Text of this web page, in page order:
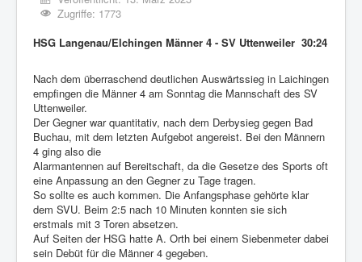
Zugriffe: 1773
HSG Langenau/Elchingen Männer 4 - SV Uttenweiler 30:24
Nach dem überraschend deutlichen Auswärtssieg in Laichingen
empfingen die Männer 4 am Sonntag die Mannschaft des SV
Uttenweiler.
Der Gegner war quantitativ, nach dem Derbysieg gegen Bad
Buchau, mit dem letzten Aufgebot angereist. Bei den Männern
4 ging also die
Alarmantennen auf Bereitschaft, da die Gesetze des Sports oft
eine Anpassung an den Gegner zu Tage tragen.
So sollte es auch kommen. Die Anfangsphase gehörte klar
dem SVU. Beim 2:5 nach 10 Minuten konnten sie sich
erstmals mit 3 Toren absetzen.
Auf Seiten der HSG hatte A. Orth bei einem Siebenmeter dabei
sein Debüt für die Männer 4 gegeben.